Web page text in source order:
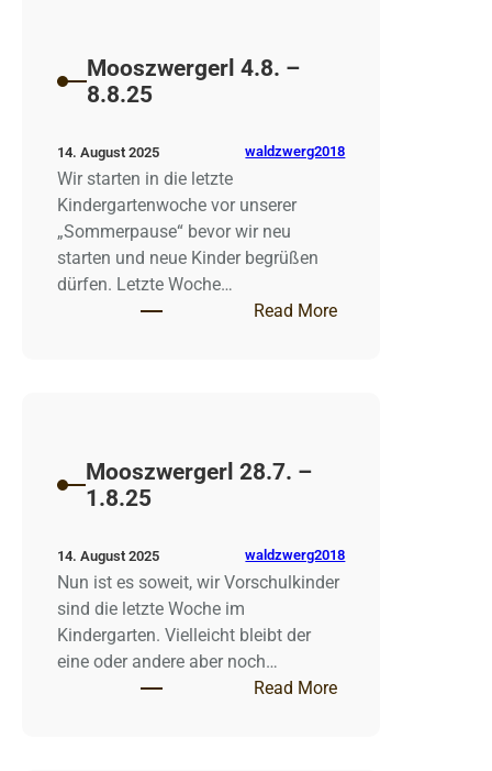
Mooszwergerl 4.8. –
8.8.25
14. August 2025 waldzwerg2018
Wir starten in die letzte
Kindergartenwoche vor unserer
„Sommerpause“ bevor wir neu
starten und neue Kinder begrüßen
dürfen. Letzte Woche…
Read More: Mooszwergerl
Mooszwergerl 28.7. –
1.8.25
14. August 2025 waldzwerg2018
Nun ist es soweit, wir Vorschulkinder
sind die letzte Woche im
Kindergarten. Vielleicht bleibt der
eine oder andere aber noch…
Read More: Mooszwergerl